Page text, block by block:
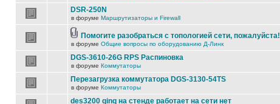
DSR-250N
в форуме Маршрутизаторы и Firewall
Помогите разобраться с топологией сети, пожалуйста!
в форуме Общие вопросы по оборудованию Д-Линк
DGS-3610-26G RPS Распиновка
в форуме Коммутаторы
Перезагрузка коммутатора DGS-3130-54TS
в форуме Коммутаторы
des3200 qinq на стенде работает на сети нет